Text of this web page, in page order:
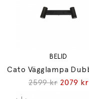
BELID
2599 kr 2079 kr